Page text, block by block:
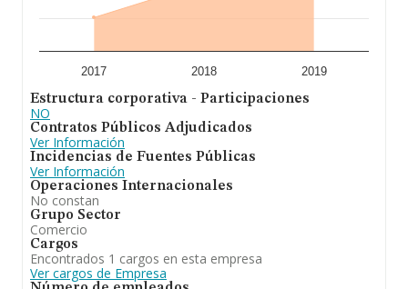
2017 2018 2019
Estructura corporativa - Participaciones
NO
Contratos Públicos Adjudicados
Ver Información
Incidencias de Fuentes Públicas
Ver Información
Operaciones Internacionales
No constan
Grupo Sector
Comercio
Cargos
Encontrados 1 cargos en esta empresa
Ver cargos de Empresa